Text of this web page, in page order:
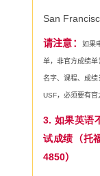
San
请注意： 如果
单，非官方成绩单
名字、课程、成
USF，必须要有官
3. 如果英语
试成绩 （托
4850）